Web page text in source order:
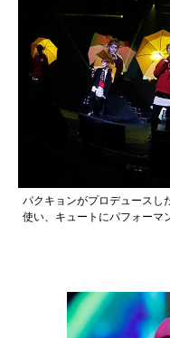
パクキョンがプロデュースし
使い、キュートにパフォーマ